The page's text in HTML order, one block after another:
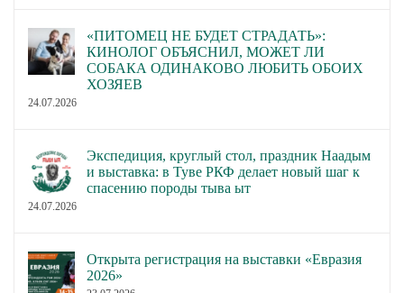
«ПИТОМЕЦ НЕ БУДЕТ СТРАДАТЬ»:
КИНОЛОГ ОБЪЯСНИЛ, МОЖЕТ ЛИ
СОБАКА ОДИНАКОВО ЛЮБИТЬ ОБОИХ
ХОЗЯЕВ
24.07.2026
Экспедиция, круглый стол, праздник Наадым
и выставка: в Туве РКФ делает новый шаг к
спасению породы тыва ыт
24.07.2026
Открыта регистрация на выставки «Евразия
2026»